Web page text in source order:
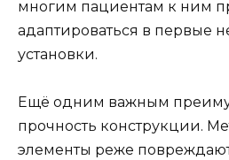
многим пациентам к ним
адаптироваться в первые
установки.
Ещё одним важным
прочность конструкции.
элементы реже